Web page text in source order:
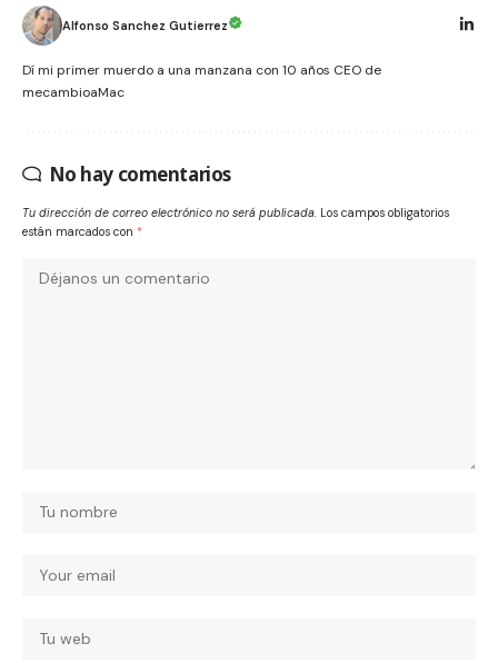
Alfonso Sanchez Gutierrez
Dí mi primer muerdo a una manzana con 10 años CEO de
mecambioaMac
No hay comentarios
Tu dirección de correo electrónico no será publicada. Los campos obligatorios
están marcados con *